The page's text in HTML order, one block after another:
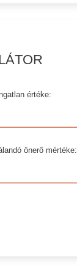
értéke:
önerő mértéke: